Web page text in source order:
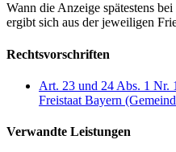
Wann die Anzeige spätestens
ergibt sich aus der jeweiligen
Rechtsvorschriften
Art. 23 und 24 Abs. 1 Nr.
Freistaat Bayern
Verwandte Leistungen